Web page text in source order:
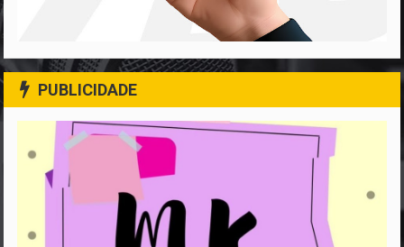
PUBLICIDADE